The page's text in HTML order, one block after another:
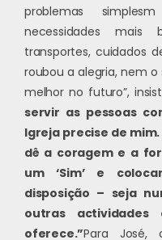
problemas
necessidades mais
transportes, cuidados
roubou a alegria, nem
melhor no futuro”,
servir as pessoas
Igreja precise de
dê a coragem e a
um ‘Sim’ e
disposição – seja
outras
oferece.”Para José,